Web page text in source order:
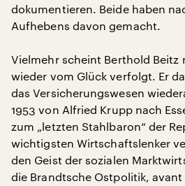
dokumentieren. Beide haben
Aufhebens davon gemacht.
Vielmehr scheint Berthold Beitz
wieder vom Glück verfolgt. Er
das Versicherungswesen
1953 von Alfried Krupp nach
zum „letzten Stahlbaron“ der
wichtigsten Wirtschaftslenker
den Geist der sozialen
die Brandtsche Ostpolitik,